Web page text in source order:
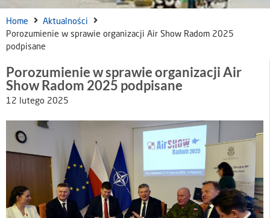
Home
Aktualności
Porozumienie w sprawie organizacji Air Show Radom 2025
podpisane
Porozumienie w sprawie organizacji Air
Show Radom 2025 podpisane
12 lutego 2025